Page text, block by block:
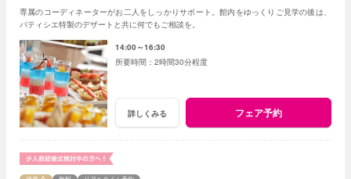
専属のコーディネーターがお二人をしっかりサポート。館内をゆっくりご見学の後は、
パティシエ特製のデザートと共に何でもご相談を。
14:00～16:30
2時間30分程度
詳しくみる フェア予約